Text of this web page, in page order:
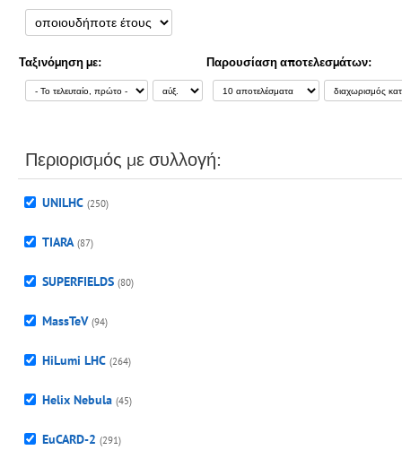
Ταξινόμηση με: Παρουσίαση αποτελεσμάτων:
Περιορισμός με συλλογή:
UNILHC (250)
TIARA (87)
SUPERFIELDS (80)
MassTeV (94)
HiLumi LHC (264)
Helix Nebula (45)
EuCARD-2 (291)